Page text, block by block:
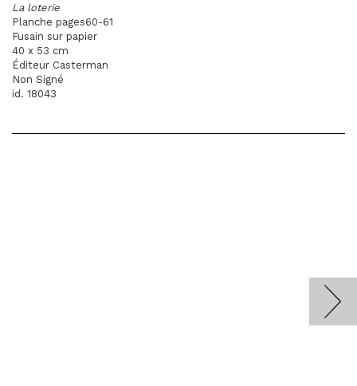
La loterie
Planche pages60-61
Fusain sur papier
40 x 53 cm
Éditeur Casterman
Non Signé
id. 18043